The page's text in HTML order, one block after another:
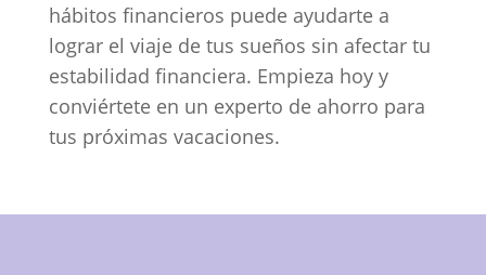
hábitos financieros puede ayudarte a
lograr el viaje de tus sueños sin afectar tu
estabilidad financiera. Empieza hoy y
conviértete en un experto de ahorro para
tus próximas vacaciones.